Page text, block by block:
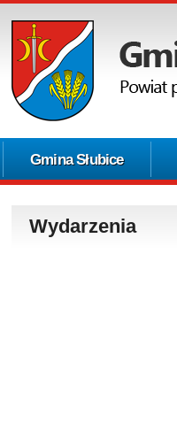
Gmina Słubice
Wydarzenia